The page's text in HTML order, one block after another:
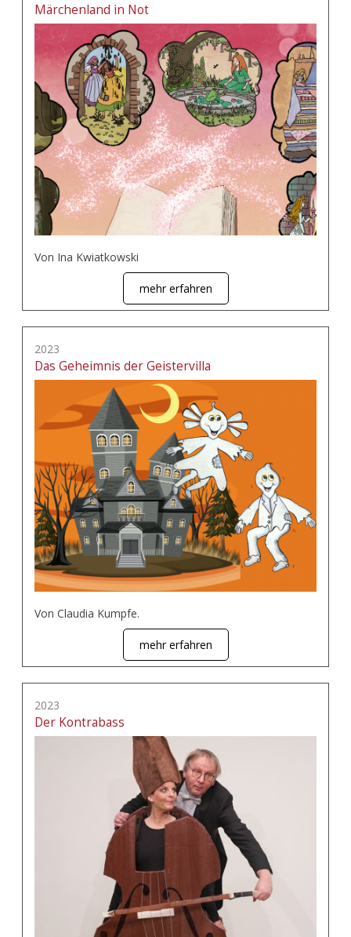
Märchenland in Not
Von Ina Kwiatkowski
mehr erfahren
2023
Das Geheimnis der Geistervilla
Von Claudia Kumpfe.
mehr erfahren
2023
Der Kontrabass